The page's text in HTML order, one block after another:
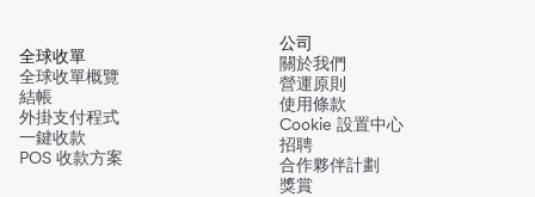
全球收單
全球收單概覽
結帳
外掛支付程式
一鍵收款
POS 收款方案
公司
關於我們
營運原則
使用條款
Cookie 設置中心
招聘
合作夥伴計劃
獎賞